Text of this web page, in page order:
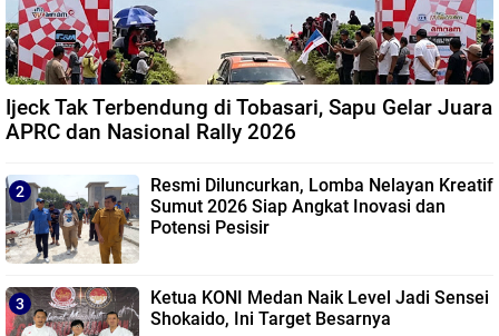
Ijeck Tak Terbendung di Tobasari, Sapu Gelar Juara
APRC dan Nasional Rally 2026
Resmi Diluncurkan, Lomba Nelayan Kreatif
Sumut 2026 Siap Angkat Inovasi dan
Potensi Pesisir
Ketua KONI Medan Naik Level Jadi Sensei
Shokaido, Ini Target Besarnya